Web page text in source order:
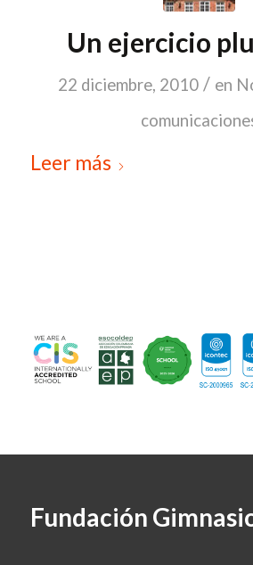
Un ejercicio
22 diciembre, 2010 / en
Leer más
Fundación